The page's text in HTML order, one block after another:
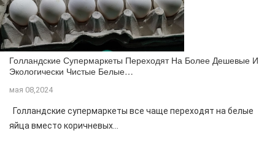
Голландские Супермаркеты Переходят На Более Дешевые И
Экологически Чистые Белые…
мая 08,2024
Голландские супермаркеты все чаще переходят на белые
яйца вместо коричневых...